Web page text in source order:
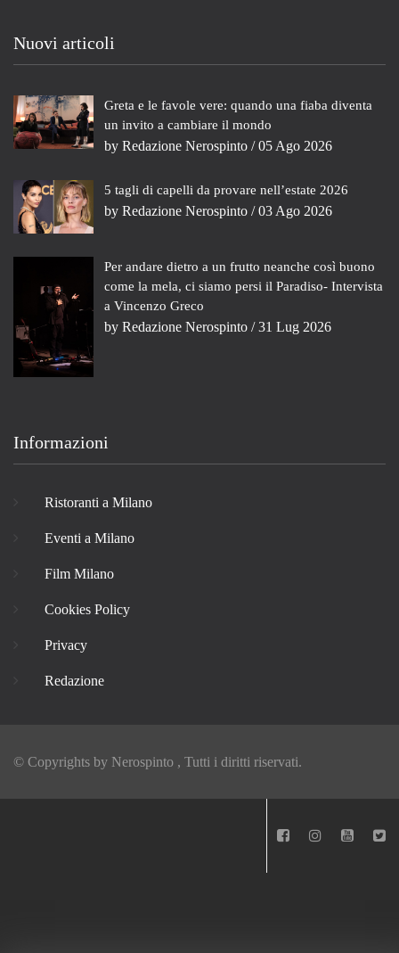
Nuovi articoli
Greta e le favole vere: quando una fiaba diventa
un invito a cambiare il mondo
by Redazione Nerospinto / 05 Ago 2026
5 tagli di capelli da provare nell’estate 2026
by Redazione Nerospinto / 03 Ago 2026
Per andare dietro a un frutto neanche così buono
come la mela, ci siamo persi il Paradiso- Intervista
a Vincenzo Greco
by Redazione Nerospinto / 31 Lug 2026
Informazioni
Ristoranti a Milano
Eventi a Milano
Film Milano
Cookies Policy
Privacy
Redazione
© Copyrights by Nerospinto , Tutti i diritti riservati.